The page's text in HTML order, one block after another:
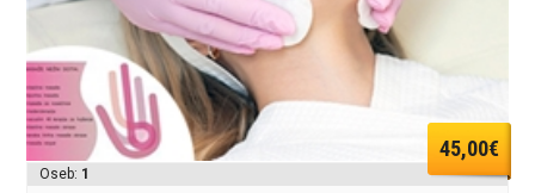
45,00€
Oseb: 1